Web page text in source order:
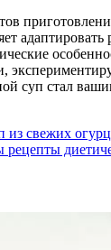
адаптировать
суп стал
из свежих